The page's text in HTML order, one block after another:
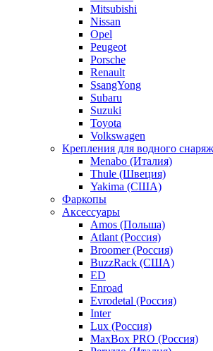
Mitsubishi
Nissan
Opel
Peugeot
Porsche
Renault
SsangYong
Subaru
Suzuki
Toyota
Volkswagen
Крепления для водного
Menabo (Италия)
Thule (Швеция)
Yakima (США)
Фаркопы
Аксессуары
Amos (Польша)
Atlant (Россия)
Broomer (Россия)
BuzzRack (США)
ED
Enroad
Evrodetal (Россия)
Inter
Lux (Россия)
MaxBox PRO (Россия)